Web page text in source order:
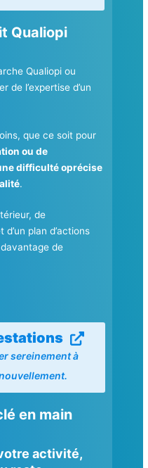
Qualiopi
Qualiopi ou
de l’expertise d’un
que ce soit pour
ou de
difficulté oprécise
.
de
plan d’actions
de
sereinement à
en main
activité,